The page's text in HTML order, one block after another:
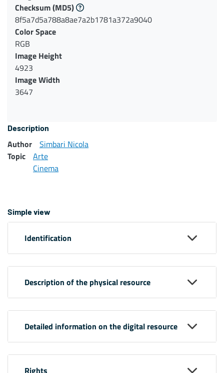
Checksum(MD5)
8f5a7d5a788a8ae7a2b1781a372a9040
Color Space
RGB
Image Height
4923
Image Width
3647
Description
Author
Simbari Nicola
Topic
Arte
Cinema
Simple view
Identification
Description of the physical resource
Detailed information on the digital resource
Rights